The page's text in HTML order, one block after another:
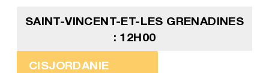
SAINT-VINCENT-ET-LES GRENADINES
: 12H00
CISJORDANIE